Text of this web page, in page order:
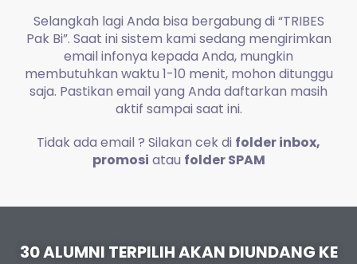
Selangkah lagi Anda bisa bergabung di “TRIBES
Pak Bi”. Saat ini sistem kami sedang mengirimkan
email infonya kepada Anda, mungkin
membutuhkan waktu 1-10 menit, mohon ditunggu
saja. Pastikan email yang Anda daftarkan masih
aktif sampai saat ini.
Tidak ada email ? Silakan cek di folder inbox,
promosi atau folder SPAM
30 ALUMNI TERPILIH AKAN DIUNDANG KE